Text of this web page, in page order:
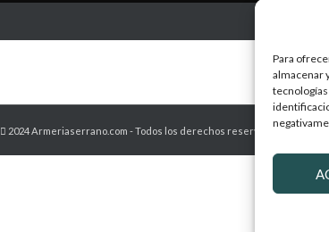
Para
almacenar
2024 Armeriaserrano.com - Todos los derechos reservados